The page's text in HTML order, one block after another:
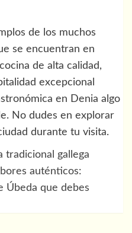
de los muchos
se encuentran en
de alta calidad,
excepcional
en Denia algo
No dudes en explorar
durante tu visita.
tradicional gallega
auténticos:
Úbeda que debes